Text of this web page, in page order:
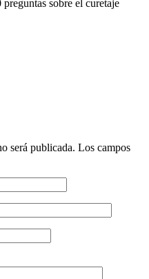
preguntas sobre el curetaje
será publicada. Los campos